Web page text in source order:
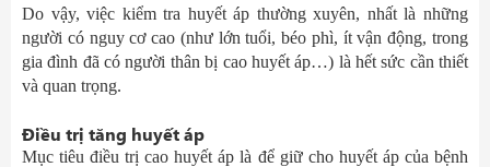
Do vậy, việc kiểm tra huyết áp thường xuyên, nhất là những
người có nguy cơ cao (như lớn tuổi, béo phì, ít vận động, trong
gia đình đã có người thân bị cao huyết áp…) là hết sức cần thiết
và quan trọng.
Điều trị tăng huyết áp
Mục tiêu điều trị cao huyết áp là để giữ cho huyết áp của bệnh